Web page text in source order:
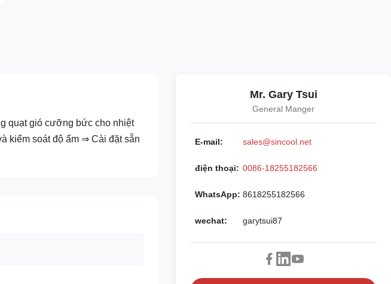
quạt gió cưỡng bức cho nhiệt
kiểm soát độ ẩm ⇒ Cài đặt sẵn
Mr. Gary Tsui
General Manger
E-mail: sales@sincool.net
điện thoại: 0086-18255182566
WhatsApp: 8618255182566
wechat: garytsui87